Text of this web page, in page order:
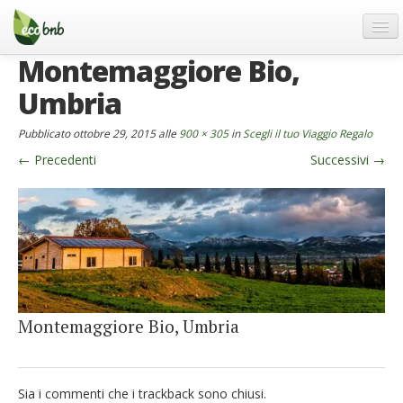
Menu
Salta
contenuto
Blog
Offerte Speciali
Regali
FAQ
Chi Siamo
Partner
Contatti
Italiano
German
Spanish
Montemaggiore Bio,
Umbria
Pubblicatoottobre 29, 2015alle 900 × 305in Scegli il tuo Viaggio Regalo
← Precedenti Successivi →
Montemaggiore Bio, Umbria
Sia i commenti che i trackback sono chiusi.